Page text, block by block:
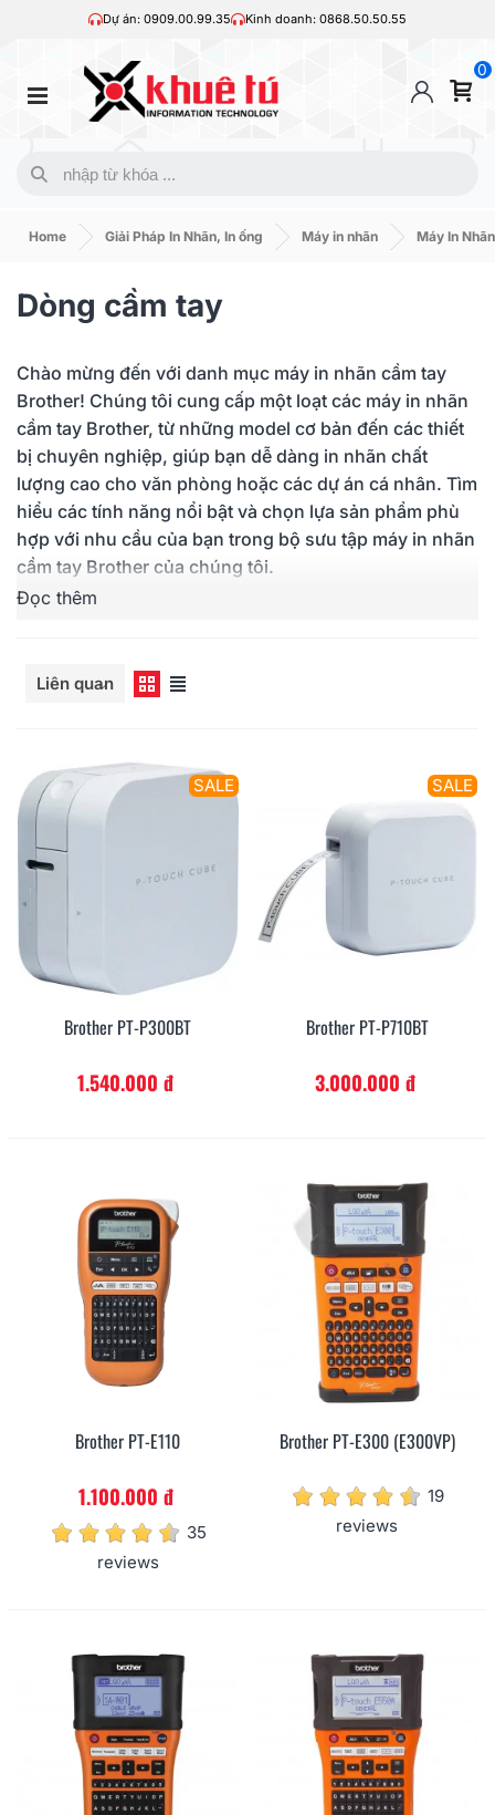
Dự án: 0909.00.99.35 Kinh doanh: 0868.50.50.55
0
Home Giải Pháp In Nhãn, In ống Máy in nhãn Máy In
Dòng cầm tay
Chào mừng đến với danh mục máy in nhãn cầm tay
Brother! Chúng tôi cung cấp một loạt các máy in nhãn
cầm tay Brother, từ những model cơ bản đến các thiết
bị chuyên nghiệp, giúp bạn dễ dàng in nhãn chất
lượng cao cho văn phòng hoặc các dự án cá nhân. Tìm
hiểu các tính năng nổi bật và chọn lựa sản phẩm phù
hợp với nhu cầu của bạn trong bộ sưu tập máy in nhãn
cầm tay Brother của chúng tôi.
Brother PT-P300BT
1.540.000 đ 3.000.000 đ
Đọc thêm
Liên quan
SALE
Brother PT-P300BT
1.540.000 đ
SALE
Brother PT-P710BT
3.000.000 đ
Brother PT-E110
1.100.000 đ
35
reviews
Brother PT-E300 (E300VP)
19
reviews